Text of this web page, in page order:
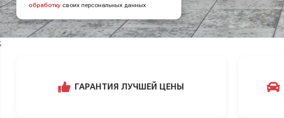
обработку своих персональных данных
;
ГАРАНТИЯ ЛУЧШЕЙ ЦЕНЫ